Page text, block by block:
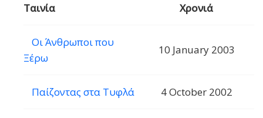
Ταινία Χρονιά
Οι Άνθρωποι που
Ξέρω
10 January 2003
Παίζοντας στα Τυφλά 4 October 2002